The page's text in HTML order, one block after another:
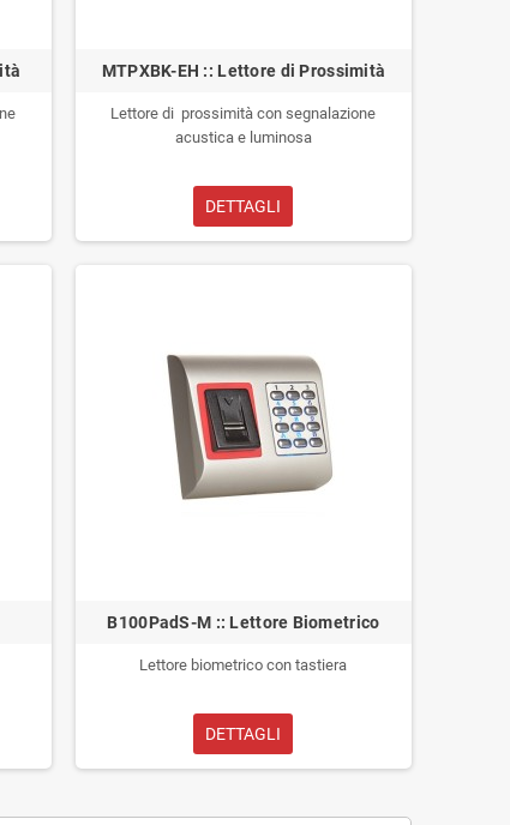
MTPXBK-EH :: Lettore di Prossimità
Lettore di prossimità con segnalazione
acustica e luminosa
DETTAGLI
B100PadS-M :: Lettore Biometrico
Lettore biometrico con tastiera
DETTAGLI